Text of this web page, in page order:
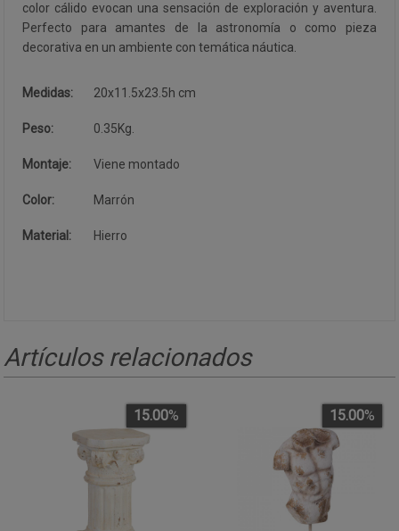
color cálido evocan una sensación de exploración y aventura.
Perfecto para amantes de la astronomía o como pieza
decorativa en un ambiente con temática náutica.
Medidas: 20x11.5x23.5h cm
Peso: 0.35Kg.
Montaje: Viene montado
Color: Marrón
Material: Hierro
Artículos relacionados
15.00% 15.00%